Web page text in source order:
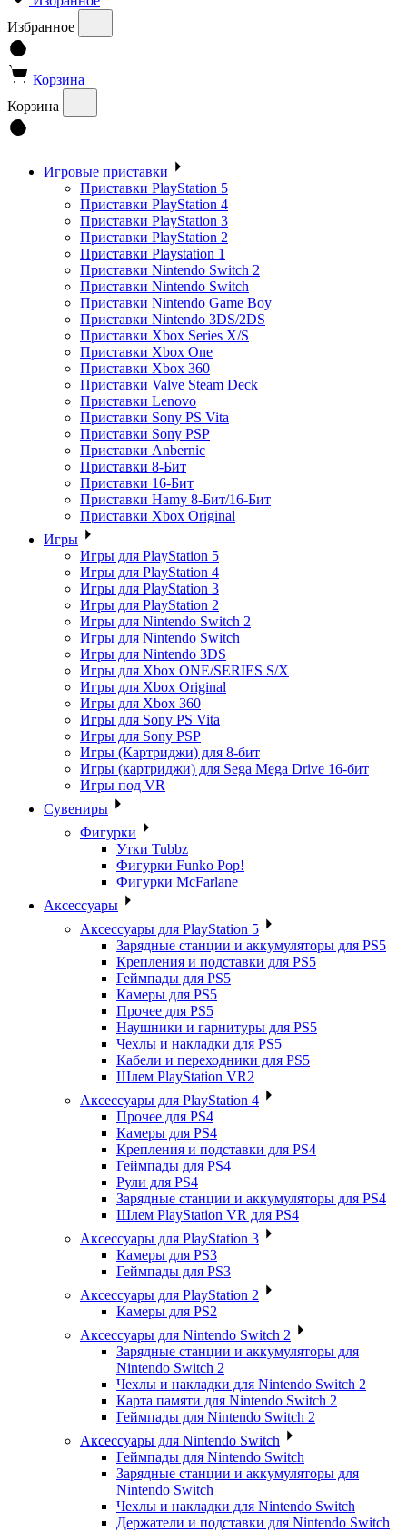
Избранное
Корзина
Корзина
Игровые приставки
Приставки PlayStation 5
Приставки PlayStation 4
Приставки PlayStation 3
Приставки PlayStation 2
Приставки Playstation 1
Приставки Nintendo Switch 2
Приставки Nintendo Switch
Приставки Nintendo Game Boy
Приставки Nintendo 3DS/2DS
Приставки Xbox Series X/S
Приставки Xbox One
Приставки Xbox 360
Приставки Valve Steam Deck
Приставки Lenovo
Приставки Sony PS Vita
Приставки Sony PSP
Приставки Anbernic
Приставки 8-Бит
Приставки 16-Бит
Приставки Hamy 8-Бит/16-Бит
Приставки Xbox Original
Игры
Игры для PlayStation 5
Игры для PlayStation 4
Игры для PlayStation 3
Игры для PlayStation 2
Игры для Nintendo Switch 2
Игры для Nintendo Switch
Игры для Nintendo 3DS
Игры для Xbox ONE/SERIES S/X
Игры для Xbox Original
Игры для Xbox 360
Игры для Sony PS Vita
Игры для Sony PSP
Игры (Картриджи) для 8-бит
Игры (картриджи) для Sega Mega Drive 16-бит
Игры под VR
Сувениры
Фигурки
Утки Tubbz
Фигурки Funko Pop!
Фигурки McFarlane
Аксессуары
Аксессуары для PlayStation 5
Зарядные станции и аккумуляторы для PS5
Крепления и подставки для PS5
Геймпады для PS5
Камеры для PS5
Прочее для PS5
Наушники и гарнитуры для PS5
Чехлы и накладки для PS5
Кабели и переходники для PS5
Шлем PlayStation VR2
Аксессуары для PlayStation 4
Прочее для PS4
Камеры для PS4
Крепления и подставки для PS4
Геймпады для PS4
Рули для PS4
Зарядные станции и аккумуляторы для PS4
Шлем PlayStation VR для PS4
Аксессуары для PlayStation 3
Камеры для PS3
Геймпады для PS3
Аксессуары для PlayStation 2
Камеры для PS2
Аксессуары для Nintendo Switch 2
Зарядные станции и аккумуляторы для
Nintendo Switch 2
Чехлы и накладки для Nintendo Switch 2
Карта памяти для Nintendo Switch 2
Геймпады для Nintendo Switch 2
Аксессуары для Nintendo Switch
Геймпады для Nintendo Switch
Зарядные станции и аккумуляторы для
Nintendo Switch
Чехлы и накладки для Nintendo Switch
Держатели и подставки для Nintendo Switch